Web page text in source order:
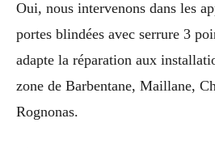
Oui, nous intervenons dans les
portes blindées avec serrure 3
adapte la réparation aux
zone de Barbentane, Maillane,
Rognonas.